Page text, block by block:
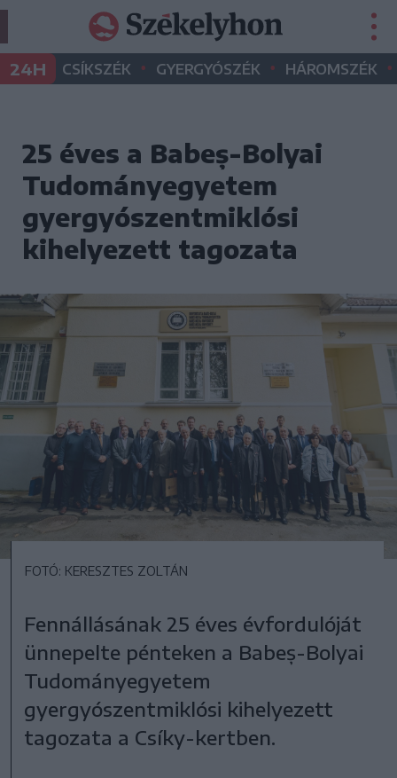
24H CSÍKSZÉK • GYERGYÓSZÉK • HÁROMSZÉK •
25 éves a Babeș-Bolyai
Tudományegyetem
gyergyószentmiklósi
kihelyezett tagozata
FOTÓ: KERESZTES ZOLTÁN
Fennállásának 25 éves évfordulóját
ünnepelte pénteken a Babeș-Bolyai
Tudományegyetem
gyergyószentmiklósi kihelyezett
tagozata a Csíky-kertben.